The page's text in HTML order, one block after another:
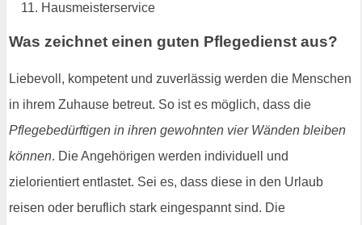
Hausmeisterservice
Was zeichnet einen guten Pflegedienst aus?
Liebevoll, kompetent und zuverlässig werden die Menschen
in ihrem Zuhause betreut. So ist es möglich, dass die
Pflegebedürftigen in ihren gewohnten vier Wänden bleiben
können. Die Angehörigen werden individuell und
zielorientiert entlastet. Sei es, dass diese in den Urlaub
reisen oder beruflich stark eingespannt sind. Die